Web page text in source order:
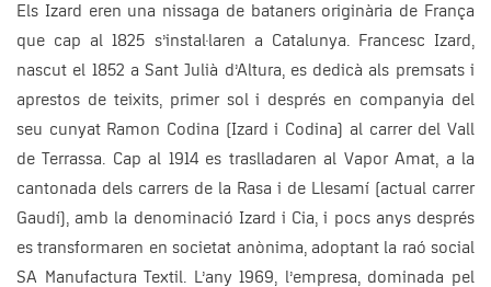
Els Izard eren una nissaga de bataners originària de França
que cap al 1825 s’instal·laren a Catalunya. Francesc Izard,
nascut el 1852 a Sant Julià d’Altura, es dedicà als premsats i
aprestos de teixits, primer sol i després en companyia del
seu cunyat Ramon Codina (Izard i Codina) al carrer del Vall
de Terrassa. Cap al 1914 es traslladaren al Vapor Amat, a la
cantonada dels carrers de la Rasa i de Llesamí (actual carrer
Gaudí), amb la denominació Izard i Cia, i pocs anys després
es transformaren en societat anònima, adoptant la raó social
SA Manufactura Textil. L’any 1969, l’empresa, dominada pel